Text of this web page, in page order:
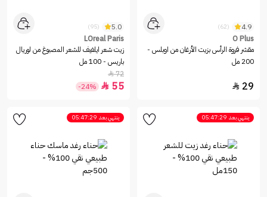
4.9
(62)
O Plus
مقشر فروة الرأس بزيت الأرغان من اوبلس -
200 مل
29

5.0
(95)
LOreal Paris
زيت شعر ايلفيف للشعر المصبوغ من لوريال
باريس - 100 مل
72

55

-24%
ينتهي بعد 05:47:29 ينتهي بعد 05:47:29